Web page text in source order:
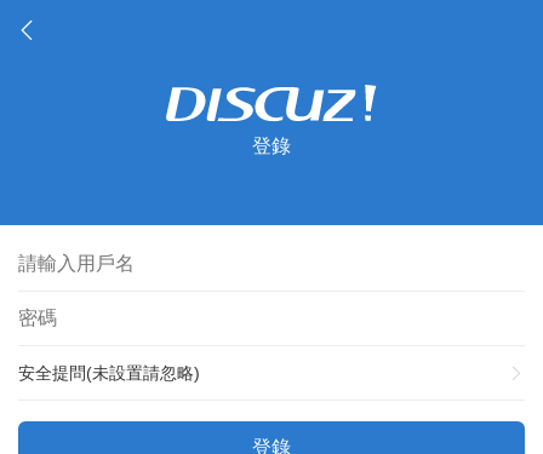
登錄
安全提問(未設置請忽略)
登錄